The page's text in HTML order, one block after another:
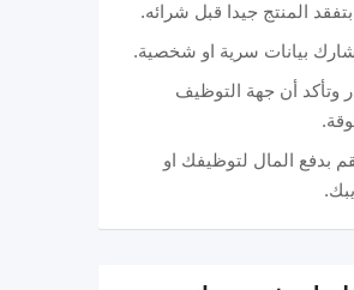
المنتج جيدا قبل شرائه.
بيانات سرية او شخصية.
وتأكد أن جهة التوظيف
بدفع المال لتوظيفك او